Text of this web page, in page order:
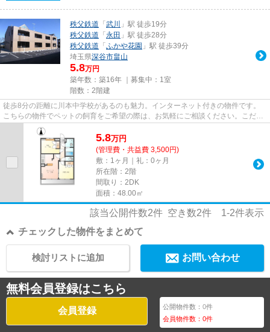
秩父鉄道 「武川
」駅 徒歩19分
秩父鉄道 「永田 」駅 徒歩28分
秩父鉄道 「ふかや花園 」駅 徒歩39分
埼玉県深谷市畠山
5.8万円
築年数：築16年 ｜募集中： 1室
階数：2階建
徒歩8分の距離に川本中学校があるのも魅力。インターネット付きの物件です。
こちらの物件でペットの飼育をご希望の際は、お気軽にご相談ください。こだわ
りポイント満載のアルバ。深谷...
5.8万円
(管理費・共益費 3,500円)
敷：1ヶ月｜礼：0ヶ月
所在階：2階
間取り：2DK
面積：48.00㎡
該当公開件数2件 空き数2件 1-2件表示
チェックした物件をまとめて
お問い合わせ
検討リストに追加
無料会員登録はこちら
会員登録 公開物件数：0件
会員物件数：0件